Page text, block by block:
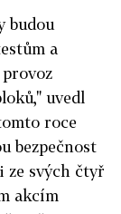
budou
a
uvedl
roce
bezpečnost
ze svých čtyř
akcím